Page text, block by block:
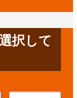
択して